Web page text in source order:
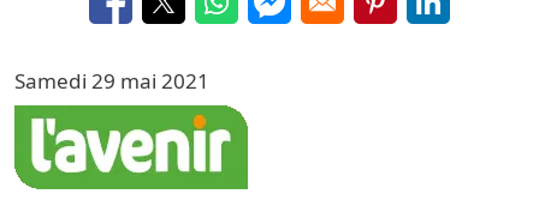
Opens in a new window
Opens in a new window
Opens in a new window
Opens in a new window
Opens in a new
Opens in a
Samedi 29 mai 2021
Image